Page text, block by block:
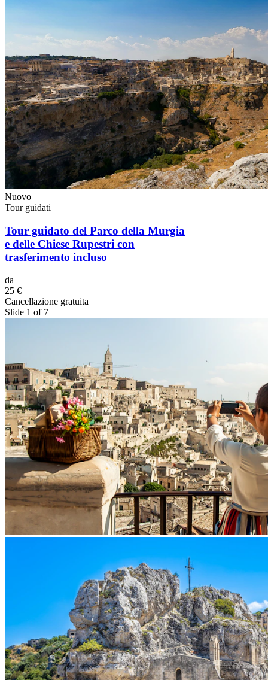
Nuovo
Tour guidati
Tour guidato del Parco della Murgia
e delle Chiese Rupestri con
trasferimento incluso
da
25 €
Cancellazione gratuita
Slide 1 of 7